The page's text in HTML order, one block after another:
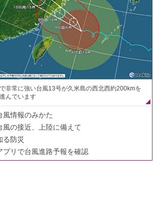
非常に強い台風13号が久米島の西北西約200kmを
んでいます
風情報のみかた
風の接近、上陸に備えて
る防災
プリで台風進路予報を確認